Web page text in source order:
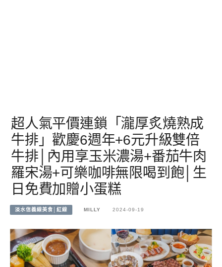
超人氣平價連鎖「瀧厚炙燒熟成
牛排」歡慶6週年+6元升級雙倍
牛排│內用享玉米濃湯+番茄牛肉
羅宋湯+可樂咖啡無限喝到飽│生
日免費加贈小蛋糕
淡水信義線美食│紅線 MILLY 2024-09-19